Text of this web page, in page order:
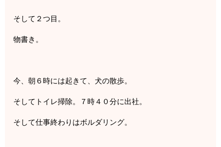
そして２つ目。
物書き。
今、朝６時には起きて、犬の散歩。
そしてトイレ掃除。７時４０分に出社。
そして仕事終わりはボルダリング。